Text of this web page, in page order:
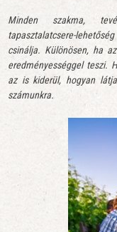
Minden szakma,
tapasztalatcsere-
csinálja. Különösen, ha
eredményességgel teszi.
az is kiderül, hogyan
számunkra.